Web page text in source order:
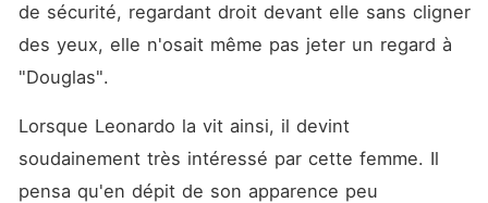
de sécurité, regardant droit devant elle sans cligner
des yeux, elle n'osait même pas jeter un regard à
"Douglas".
Lorsque Leonardo la vit ainsi, il devint
soudainement très intéressé par cette femme. Il
pensa qu'en dépit de son apparence peu